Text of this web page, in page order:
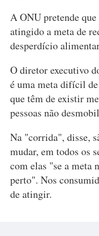
A ONU pretende que
atingido a meta de
desperdício
O diretor executivo
é uma meta difícil
que têm de existir
pessoas não
Na "corrida", disse,
mudar, em todos os
com elas "se a meta
perto". Nos
de atingir.